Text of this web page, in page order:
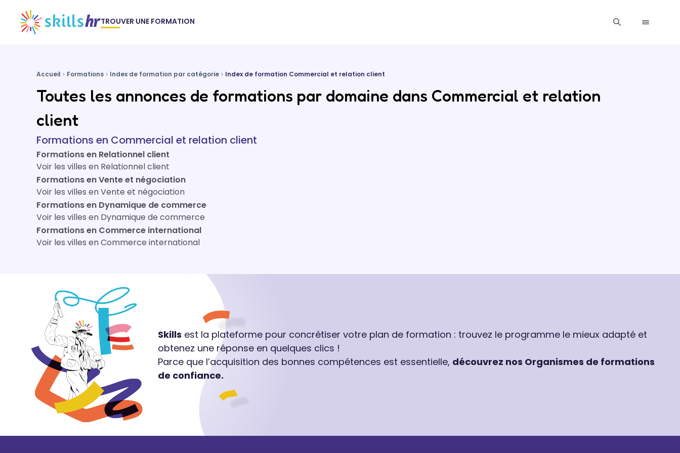
TROUVER UNE FORMATION
Accueil Formations Index de formation par catégorie Index de formation Commercial et relation client
Toutes les annonces de formations par domaine dans Commercial et relation
client
Formations en Commercial et relation client
Formations en Relationnel client
Voir les villes en Relationnel client
Formations en Vente et négociation
Voir les villes en Vente et négociation
Formations en Dynamique de commerce
Voir les villes en Dynamique de commerce
Formations en Commerce international
Voir les villes en Commerce international
Skills est la plateforme pour concrétiser votre plan de formation : trouvez le programme le mieux adapté et
obtenez une réponse en quelques clics !
Parce que l’acquisition des bonnes compétences est essentielle, découvrez nos Organismes de formations
de confiance.